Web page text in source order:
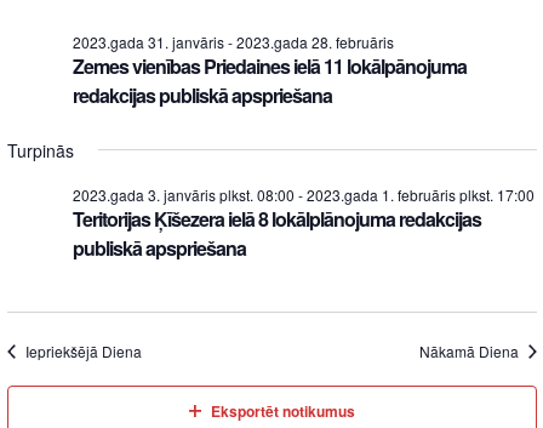
2023.gada 31. janvāris-2023.gada 28. februāris
Zemes vienības Priedaines ielā 11 lokālpānojuma
redakcijas publiskā apspriešana
Turpinās
2023.gada 3. janvāris plkst. 08:00 -2023.gada 1. februāris plkst. 17:00
Teritorijas Ķīšezera ielā 8 lokālplānojuma redakcijas
publiskā apspriešana
Iepriekšējā Diena Nākamā Diena
Eksportēt notikumus